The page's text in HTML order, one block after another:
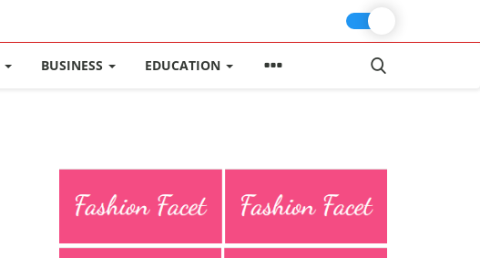
BUSINESS EDUCATION